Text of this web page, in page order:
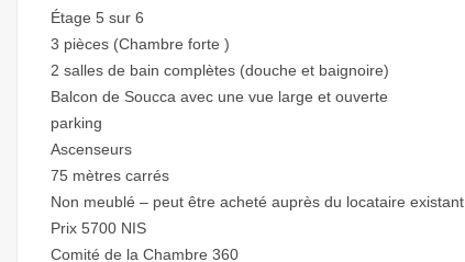
Étage 5 sur 6
3 pièces (Chambre forte )
2 salles de bain complètes (douche et baignoire)
Balcon de Soucca avec une vue large et ouverte
parking
Ascenseurs
75 mètres carrés
Non meublé – peut être acheté auprès du locataire existant
Prix ​​5700 NIS
Comité de la Chambre 360